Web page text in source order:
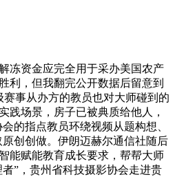
冻资金应完全用于采办美国农产
利，但我翻完公开数据后留意到
事从办方的教员也对大师碰到的
践场景，房子已被典质给他人，
的指点教员环绕视频从题构想、
创创做。伊朗迈赫尔通信社随后
能赋能教育成长要求，帮帮大师
”，贵州省科技摄影协会走进贵